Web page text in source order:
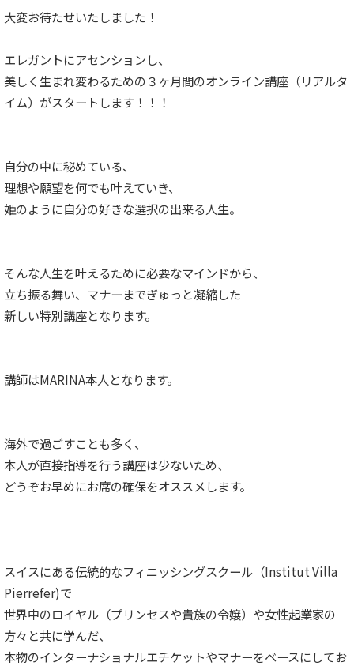
大変お待たせいたしました！
エレガントにアセンションし、
美しく生まれ変わるための３ヶ月間のオンライン講座（リアルタ
イム）がスタートします！！！
自分の中に秘めている、
理想や願望を何でも叶えていき、
姫のように自分の好きな選択の出来る人生。
そんな人生を叶えるために必要なマインドから、
立ち振る舞い、マナーまでぎゅっと凝縮した
新しい特別講座となります。
講師はMARINA本人となります。
海外で過ごすことも多く、
本人が直接指導を行う講座は少ないため、
どうぞお早めにお席の確保をオススメします。
スイスにある伝統的なフィニッシングスクール（Institut Villa
Pierrefer)で
世界中のロイヤル（プリンセスや貴族の令嬢）や女性起業家の
方々と共に学んだ、
本物のインターナショナルエチケットやマナーをベースにしてお